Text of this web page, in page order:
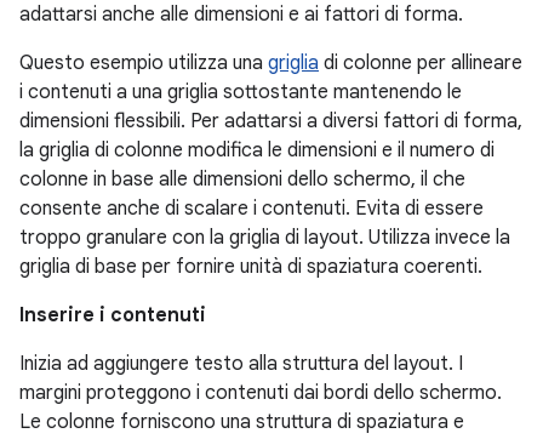
adattarsi anche alle dimensioni e ai fattori di forma.
Questo esempio utilizza una griglia di colonne per allineare
i contenuti a una griglia sottostante mantenendo le
dimensioni flessibili. Per adattarsi a diversi fattori di forma,
la griglia di colonne modifica le dimensioni e il numero di
colonne in base alle dimensioni dello schermo, il che
consente anche di scalare i contenuti. Evita di essere
troppo granulare con la griglia di layout. Utilizza invece la
griglia di base per fornire unità di spaziatura coerenti.
Inserire i contenuti
Inizia ad aggiungere testo alla struttura del layout. I
margini proteggono i contenuti dai bordi dello schermo.
Le colonne forniscono una struttura di spaziatura e